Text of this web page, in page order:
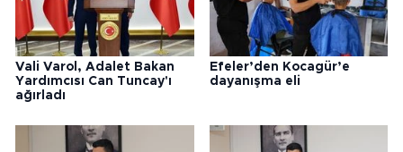
Vali Varol, Adalet Bakan
Yardımcısı Can Tuncay'ı
ağırladı
Efeler’den Kocagür’e
dayanışma eli